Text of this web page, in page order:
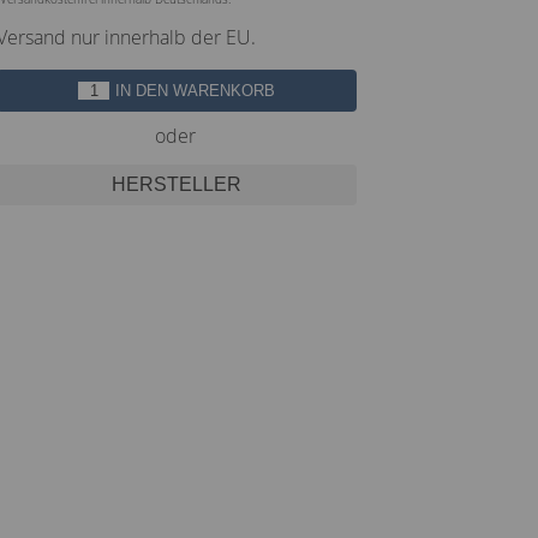
nur innerhalb der EU.
IN DEN WARENKORB
oder
HERSTELLER